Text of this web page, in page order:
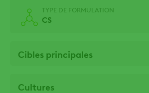
TYPE DE FORMULATION
CS
Cibles principales
Cultures